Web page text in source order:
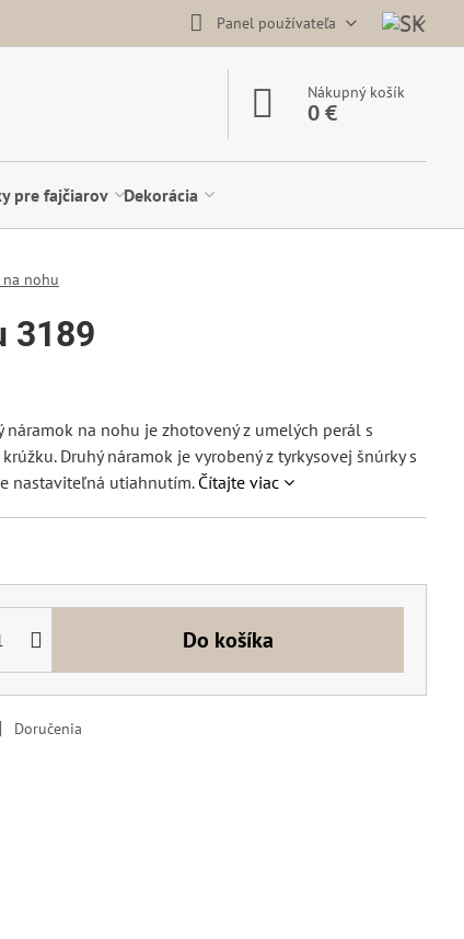
Panel používateľa
Nákupný košík
0 €
pre fajčiarov Dekorácia
na nohu
3189
náramok na nohu je zhotovený z umelých perál s
Druhý náramok je vyrobený z tyrkysovej šnúrky s
nastaviteľná utiahnutím. Čítajte viac
Do košíka
Doručenia